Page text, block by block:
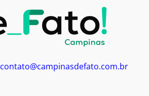
contato@campinasdefato.com.br